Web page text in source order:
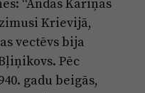
Krievijā,
vectēvs bija
Pēc
gadu beigās,